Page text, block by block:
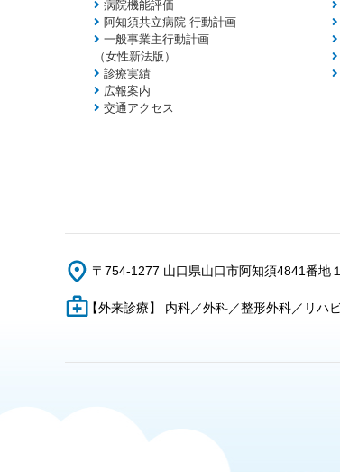
病院機能評価
阿知須共立病院 行動計画
一般事業主行動計画
（女性新法版）
診療実績
広報案内
交通アクセス
〒754-1277 山口県山口市阿知須4841番地１
【外来診療】 内科／外科／整形外科／リハ